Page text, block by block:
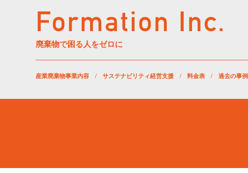
廃棄物で困る人をゼロに
産業廃棄物事業内容 / サステナビリティ経営支援 / 料金表 / 過去の事例